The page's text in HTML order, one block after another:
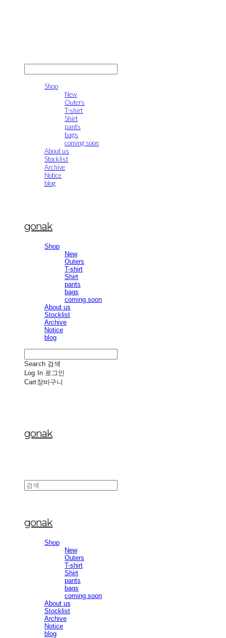
Shop
New
Outers
T-shirt
Shirt
pants
bags
coming soon
About us
Stocklist
Archive
Notice
blog
gonak
Shop
New
Outers
T-shirt
Shirt
pants
bags
coming soon
About us
Stocklist
Archive
Notice
blog
Search 검색
Log In 로그인
Cart장바구니
gonak
gonak
Shop
New
Outers
T-shirt
Shirt
pants
bags
coming soon
About us
Stocklist
Archive
Notice
blog